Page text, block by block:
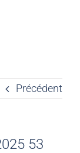
Précédent
53